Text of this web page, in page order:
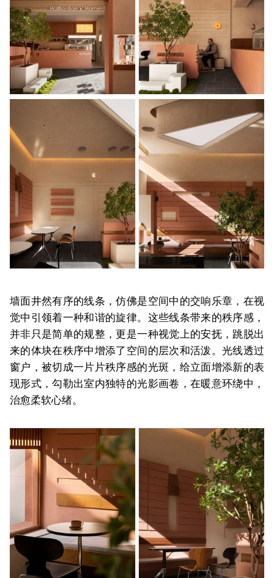
墙面井然有序的线条，仿佛是空间中的交响乐章，在视
觉中引领着一种和谐的旋律。这些线条带来的秩序感，
并非只是简单的规整，更是一种视觉上的安抚，跳脱出
来的体块在秩序中增添了空间的层次和活泼。光线透过
窗户，被切成一片片秩序感的光斑，给立面增添新的表
现形式，勾勒出室内独特的光影画卷，在暖意环绕中，
治愈柔软心绪。